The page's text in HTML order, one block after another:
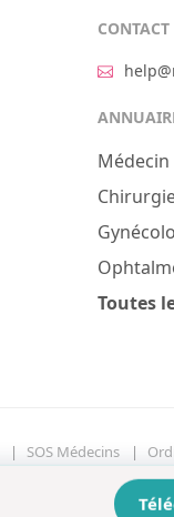
CONTACT
Toutes
SOS Médecins